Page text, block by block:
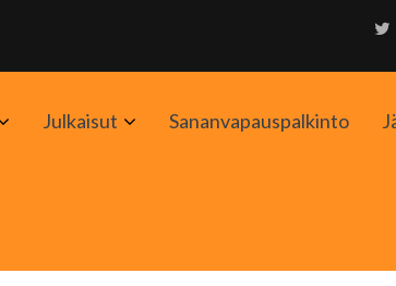
AvaaJulkaisut AvaaSananvapauspalkinto